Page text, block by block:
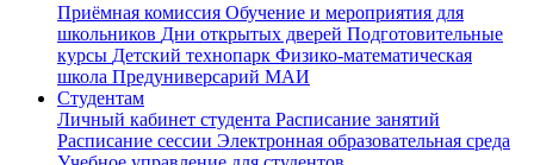
Приёмная комиссия Обучение и мероприятия для
школьников Дни открытых дверей Подготовительные
курсы Детский технопарк Физико-математическая
школа Предуниверсарий МАИ
Студентам
Личный кабинет студента Расписание занятий
Расписание сессии Электронная образовательная среда